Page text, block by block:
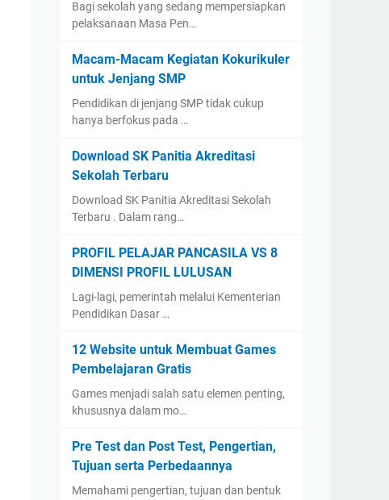
Bagi sekolah yang sedang mempersiapkan
pelaksanaan Masa Pen…
Macam-Macam Kegiatan Kokurikuler
untuk Jenjang SMP
Pendidikan di jenjang SMP tidak cukup
hanya berfokus pada …
Download SK Panitia Akreditasi
Sekolah Terbaru
Download SK Panitia Akreditasi Sekolah
Terbaru . Dalam rang…
PROFIL PELAJAR PANCASILA VS 8
DIMENSI PROFIL LULUSAN
Lagi-lagi, pemerintah melalui Kementerian
Pendidikan Dasar …
12 Website untuk Membuat Games
Pembelajaran Gratis
Games menjadi salah satu elemen penting,
khususnya dalam mo…
Pre Test dan Post Test, Pengertian,
Tujuan serta Perbedaannya
Memahami pengertian, tujuan dan bentuk